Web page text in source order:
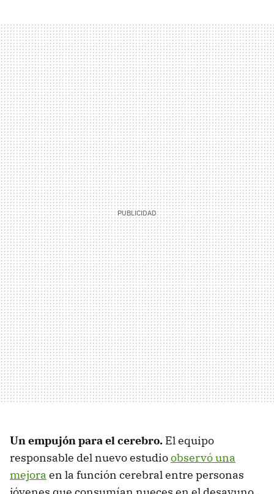
Un empujón para el cerebro. El equipo
responsable del nuevo estudioobservó una
mejora en la función cerebral entre personas